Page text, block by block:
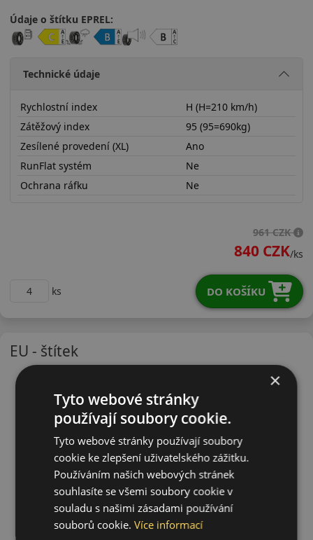
Údaje o štítku EPREL:
Technické údaje
Rychlostní index
H (H=210 km/h)
Zátěžový index
95 (95=690kg)
Zesílené provedení (XL)
Ano
RunFlat systém
Ne
Ochrana ráfku
Ne
961 CZK
840 CZK/ks
ks DO KOŠÍKU
EU - štítek
×
Tyto webové stránky
používají soubory cookie.
Tyto webové stránky používají soubory
cookie ke zlepšení uživatelského zážitku.
Používáním našich webových stránek
souhlasíte se všemi soubory cookie v
souladu s našimi zásadami používání
souborů cookie.Více informací